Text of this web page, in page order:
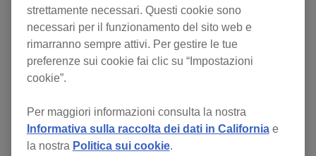
Fai clic sulla casella per accettare il Contratto di licenza
software con l’utente finale e premi il pulsante [Next]
strettamente necessari. Questi cookie sono
necessari per il funzionamento del sito web e
rimarranno sempre attivi. Per gestire le tue
preferenze sui cookie fai clic su “Impostazioni
cookie”.
Per maggiori informazioni consulta la nostra
Informativa sulla raccolta dei dati in Californiae
la nostra Politica sui cookie.